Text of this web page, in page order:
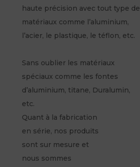
haute précision avec tout type de
matériaux comme l’aluminium,
l’acier, le plastique, le téflon, etc.
Sans oublier les matériaux
spéciaux comme les fontes
d’aluminium, titane, Duralumin,
etc.
Quant à la fabrication
en série, nos produits
sont sur mesure et
nous sommes